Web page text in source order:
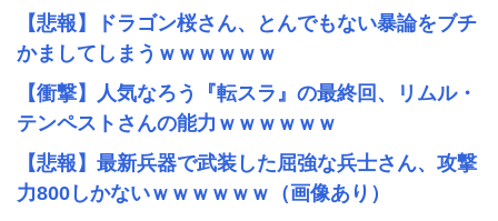
【悲報】ドラゴン桜さん、とんでもない暴論をブチ
かましてしまうｗｗｗｗｗｗ
【衝撃】人気なろう『転スラ』の最終回、リムル・
テンペストさんの能力ｗｗｗｗｗｗ
【悲報】最新兵器で武装した屈強な兵士さん、攻撃
力800しかないｗｗｗｗｗｗ（画像あり）